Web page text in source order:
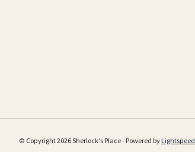
© Copyright 2026 Sherlock's Place - Powered byLightspeed